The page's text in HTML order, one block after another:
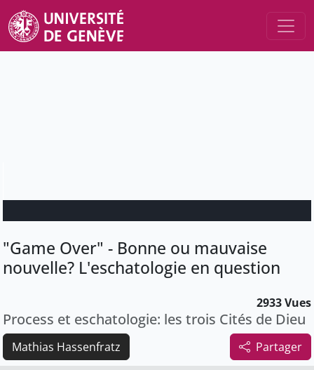
"Game Over" - Bonne ou mauvaise
nouvelle? L'eschatologie en question
2933 Vues
Process et eschatologie: les trois Cités de Dieu
Partager
Mathias Hassenfratz